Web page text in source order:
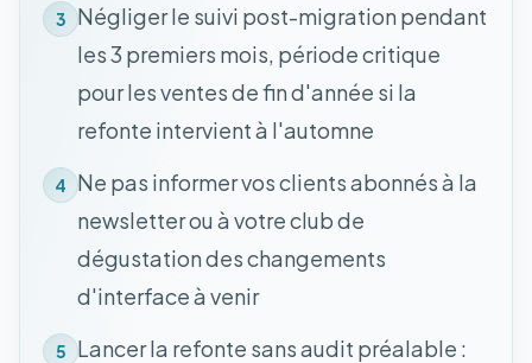
3 Négliger le suivi post-migration pendant
les 3 premiers mois, période critique
pour les ventes de fin d'année si la
refonte intervient à l'automne
4 Ne pas informer vos clients abonnés à la
newsletter ou à votre club de
dégustation des changements
d'interface à venir
5 Lancer la refonte sans audit préalable :